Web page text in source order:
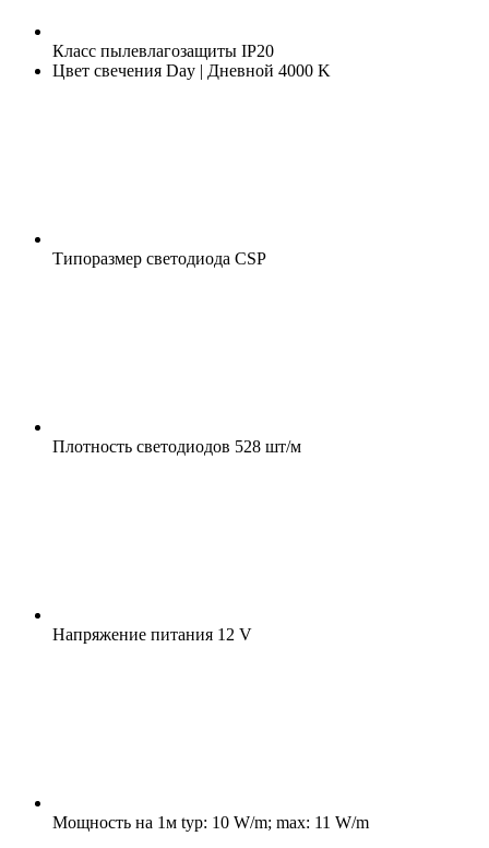
Класс пылевлагозащиты IP20
Цвет свечения Day | Дневной 4000 K
Типоразмер светодиода CSP
Плотность светодиодов 528 шт/м
Напряжение питания 12 V
Мощность на 1м typ: 10 W/m; max: 11 W/m